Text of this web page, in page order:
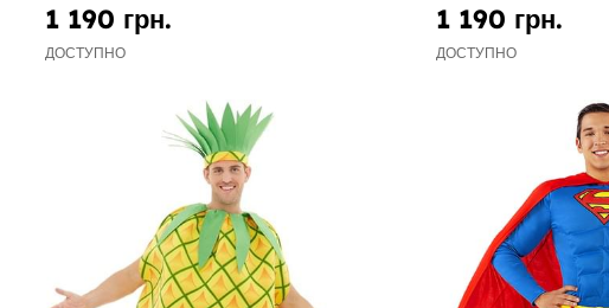
1 190 грн.
ДОСТУПНО
1 190 грн.
ДОСТУПНО